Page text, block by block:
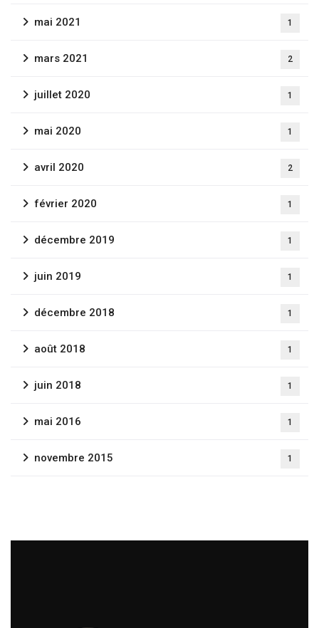
mai 2021 1
mars 2021 2
juillet 2020 1
mai 2020 1
avril 2020 2
février 2020 1
décembre 2019 1
juin 2019 1
décembre 2018 1
août 2018 1
juin 2018 1
mai 2016 1
novembre 2015 1